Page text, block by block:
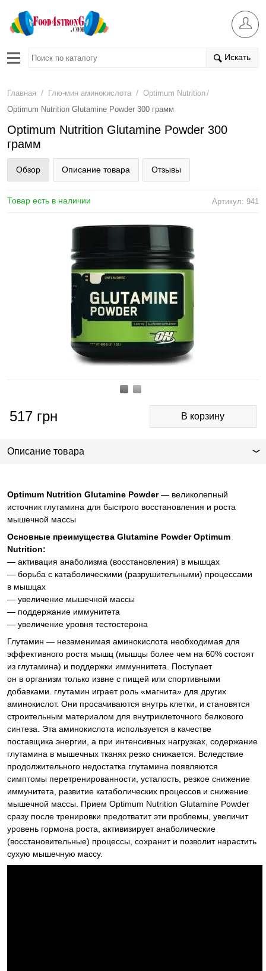
Искать
Главная / Глю-мин аминокислота / Optimum Nutrition/
Optimum Nutrition Glutamine Powder 300 грамм
Optimum Nutrition Glutamine Powder 300
грамм
Обзор Описание товара Отзывы
Товар есть в наличии Артикул: 941
517 грн
Описание товара
Optimum Nutrition Glutamine Powder— великолепный
источник глутамина для быстрого восстановления и роста
мышечной массы
Основные преимущества Glutamine Powder Optimum
Nutrition:
— активация анаболизма (восстановления) в мышцах
— борьба с катаболическими (разрушительными) процессами
в мышцах
— увеличение мышечной массы
— поддержание иммунитета
— увеличение уровня тестостерона
Глутамин — незаменимая аминокислота необходимая для
эффективного роста мышц (мышцы более чем на 60% состоят
из глутамина) и поддержки иммуннитета. Поступает
он в организм только извне с пищей или спортивными
добавками. глутамин играет роль «магнита» для других
аминокислот. Они просачиваются внутрь клетки, и становятся
строительным материалом для внутриклеточного белкового
синтеза. Эта аминокислота используется в качестве
поставщика энергии, а при интенсивных нагрузках, содержание
глутамина в мышечных тканях резко снижается. Вследствие
продолжительного недостатка глутамина появляются
симптомы перетренированности, усталость, резкое снижение
иммунитета, развитие катаболических процессов и снижение
мышечной массы. Прием Optimum Nutrition Glutamine Powder
сразу после тренировки предотватит эти проблемы, увеличит
уровень гормона роста, активизирует анаболические
(восстановительные) процессы, сохранит и позволит нарастить
сухую мышечную массу.